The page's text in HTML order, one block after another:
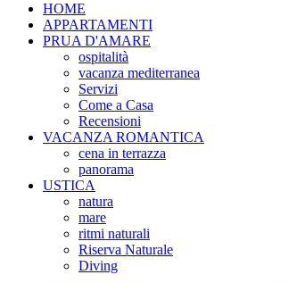
HOME
APPARTAMENTI
PRUA D'AMARE
ospitalità
vacanza mediterranea
Servizi
Come a Casa
Recensioni
VACANZA ROMANTICA
cena in terrazza
panorama
USTICA
natura
mare
ritmi naturali
Riserva Naturale
Diving